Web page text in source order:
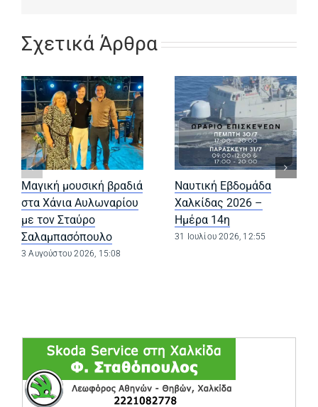
Σχετικά Άρθρα
Μαγική μουσική βραδιά
στα Χάνια Αυλωναρίου
με τον Σταύρο
Σαλαμπασόπουλο
3 Αυγούστου 2026, 15:08
Ναυτική Εβδομάδα
Χαλκίδας 2026 –
Ημέρα 14η
31 Ιουλίου 2026, 12:55